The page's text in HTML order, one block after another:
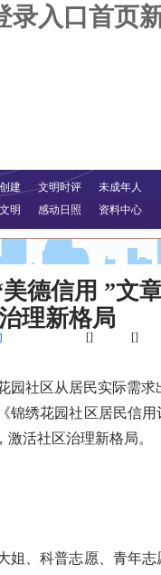
录入口首页
建 文明时评
未成年人
明
感动日照 资料中心
德信用 ”文
理新格局
[] []
社区从居民实际需求
锦绣花园社区居民信
活社区治理新格局。
、科普志愿、青年志